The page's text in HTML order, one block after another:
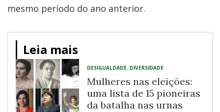
mesmo período do ano anterior.
Leia mais
DESIGUALDADE, DIVERSIDADE
Mulheres nas eleições:
uma lista de 15 pioneiras
da batalha nas urnas